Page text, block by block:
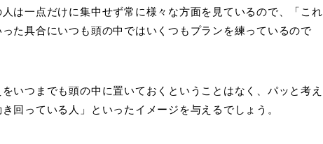
は一点だけに集中せず常に様々な方面を見ているので、「これ
た具合にいつも頭の中ではいくつもプランを練っているので
いつまでも頭の中に置いておくということはなく、パッと考え
回っている人」といったイメージを与えるでしょう。